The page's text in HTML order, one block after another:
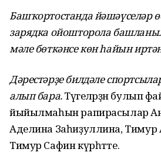
Башҡортостанда йәшәүселәр
зарядка ойошторола
мәле бөткәнсе көн һайын
Дәрестәрҙе билдәле
алып бара.Тәүгеләрҙән булып
йыйылмаһын рапирасылар
Аделина Заһиҙуллина, Тимур
Тимур Сафин күрһәтте.